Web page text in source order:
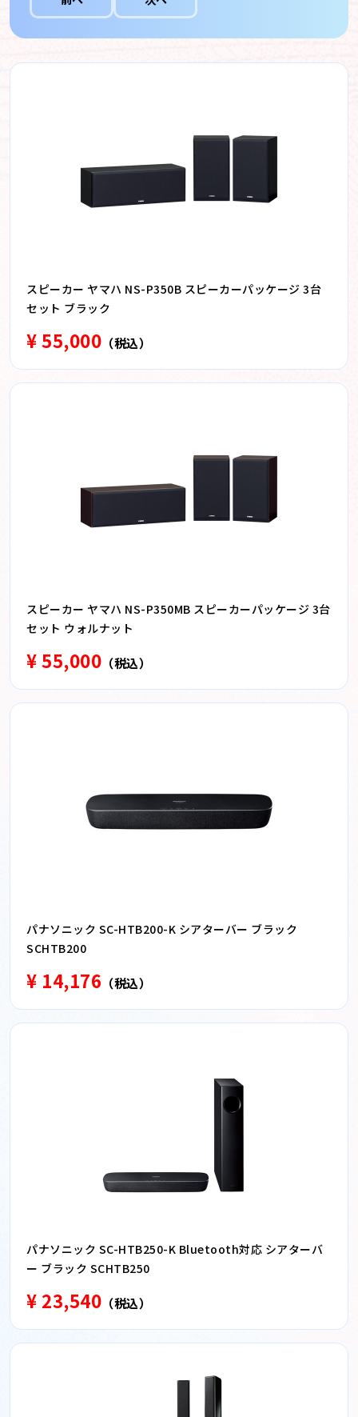
スピーカー ヤマハ NS-P350B スピーカーパッケージ 3台
セット ブラック
¥ 55,000 （税込）
スピーカー ヤマハ NS-P350MB スピーカーパッケージ 3台
セット ウォルナット
¥ 55,000 （税込）
パナソニック SC-HTB200-K シアターバー ブラック
SCHTB200
¥ 14,176 （税込）
パナソニック SC-HTB250-K Bluetooth対応 シアターバ
ー ブラック SCHTB250
¥ 23,540 （税込）